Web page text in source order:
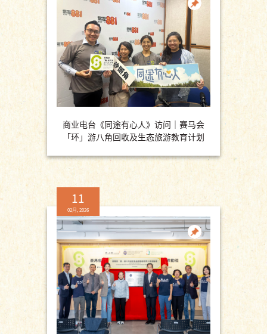
商业电台《同途有心人》访问｜赛马会
「环」游八角回收及生态旅游教育计划
11
02月, 2026